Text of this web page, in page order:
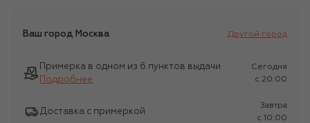
Ваш город Москва Другой город
Примерка в одном из 6 пунктов выдачи
Подробнее
Сегодня
c 20:00
Доставка с примеркой
Завтра
c 10:00